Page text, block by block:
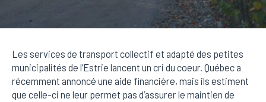
Les services de transport collectif et adapté des petites
municipalités de l’Estrie lancent un cri du coeur. Québec a
récemment annoncé une aide financière, mais ils estiment
que celle-ci ne leur permet pas d’assurer le maintien de